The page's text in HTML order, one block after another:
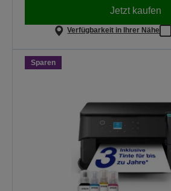
Jetzt kaufen
Verfügbarkeit in Ihrer Nähe
Sparen